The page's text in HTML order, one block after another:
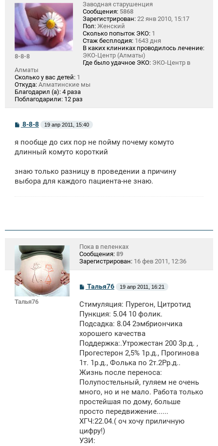
8-8-8
Заводная старушенция
Сообщения: 5868
Зарегистрирован: 22 янв 2010, 15:17
Пол: Женский
Сколько попыток ЭКО: 1
Стаж бесплодия: 1643 дня
В каких клиниках проводилось лечение:
ЭКО-Центр (Алматы)
Где было удачное ЭКО: ЭКО-Центр в
Алматы
Сколько у вас детей: 1
Откуда: Алматинские мы
Благодарил (а): 4 раза
Поблагодарили: 12 раз
С
б
щ
и
8-8-8 19 апр 2011, 15:40
я пообще до сих пор не пойму почему комуто
длинный комуто короткий
знаю только разницу в проведении а причину
выбора для каждого пациента-не знаю.
Талья76
Пока в пеленках
Сообщения: 89
Зарегистрирован: 16 фев 2011, 12:36
С
б
щ
е
н
и
Талья76 19 апр 2011, 16:21
Стимуляция: Пурегон, Цитротид
Пункция: 5.04 10 фолик.
Подсадка: 8.04 2эмбриончика
хорошего качества
Поддержка:.Утрожестан 200 3р.д. ,
Прогестерон 2,5% 1р.д., Прогинова
1т. 1р.д., Фолька по 2т.2Рр.д..
Жизнь после переноса:
Полупостельный, гуляем не очень
много, но и не мало. Работа только
простейшая по дому, больше
просто передвижение......
ХГЧ:22.04.( оч хочу приличную
цифру!)
УЗИ: